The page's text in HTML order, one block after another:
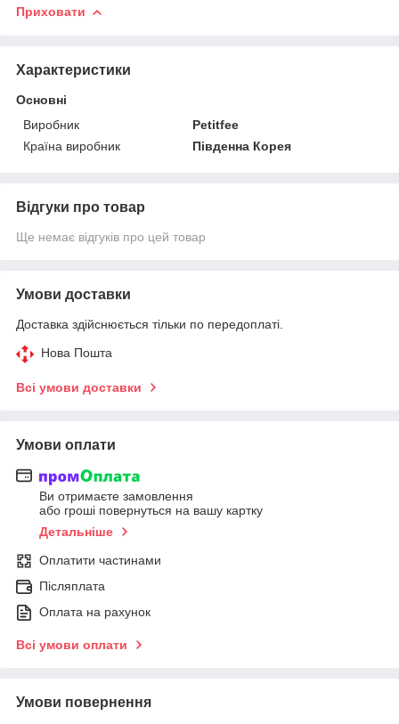
Приховати
Характеристики
Основні
Виробник
Petitfee
Країна виробник
Південна Корея
Відгуки про товар
Ще немає відгуків про цей товар
Умови доставки
Доставка здійснюється тільки по передоплаті.
Нова Пошта
Всі умови доставки
Умови оплати
Ви отримаєте замовлення
або гроші повернуться на вашу картку
Детальніше
Оплатити частинами
Післяплата
Оплата на рахунок
Всі умови оплати
Умови повернення